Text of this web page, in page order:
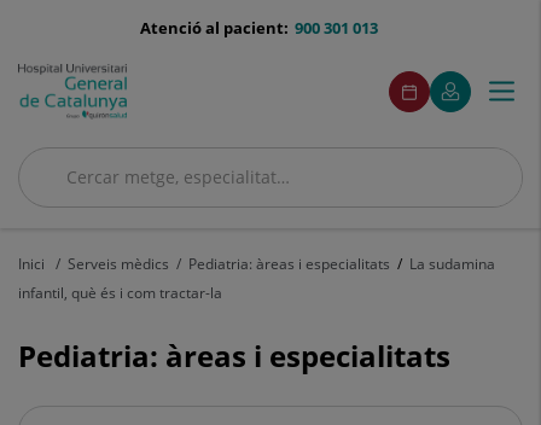
menu-
900 301 013
Atenció al pacient:
Cercar
Cercar
menuAcceso
Demaneu
cita
Aquest
enllaç
s'obrirà
una
El
meu
Aquest
enllaç
s'obrirà
una
finestra
Menú
Inici Serveis mèdics Pediatria: àreas i especialitats
La sudamina
infantil, què és i com tractar-la
Pediatria: àreas i especialitats